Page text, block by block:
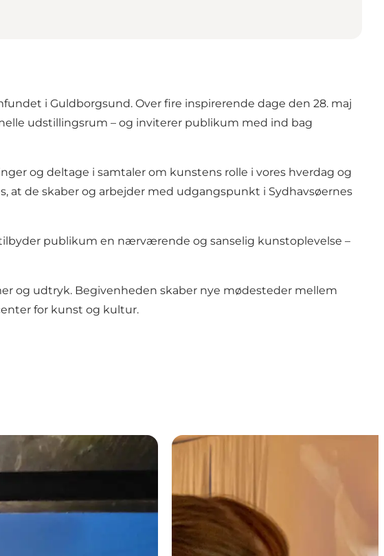
i Guldborgsund. Over fire inspirerende dage den 28. maj
udstillingsrum – og inviterer publikum med ind bag
og deltage i samtaler om kunstens rolle i vores hverdag og
at de skaber og arbejder med udgangspunkt i Sydhavsøernes
publikum en nærværende og sanselig kunstoplevelse –
og udtryk. Begivenheden skaber nye mødesteder mellem
for kunst og kultur.